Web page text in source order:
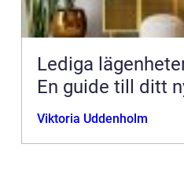
Lediga
En guide till ditt
Viktoria Uddenholm